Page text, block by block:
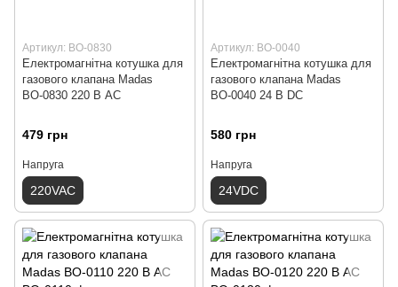
Артикул: ВО-0830
Електромагнітна котушка для
газового клапана Madas
ВО-0830 220 В АС
479 грн
Напруга
220VAC
Артикул: ВО-0040
Електромагнітна котушка для
газового клапана Madas
ВО-0040 24 В DС
580 грн
Напруга
24VDC